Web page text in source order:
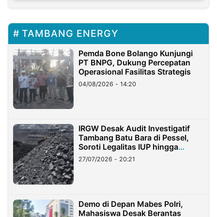
TAMBANG ENERGY
Pemda Bone Bolango Kunjungi
PT BNPG, Dukung Percepatan
Operasional Fasilitas Strategis
04/08/2026 - 14:20
IRGW Desak Audit Investigatif
Tambang Batu Bara di Pessel,
Soroti Legalitas IUP hingga
Stockpile
27/07/2026 - 20:21
Demo di Depan Mabes Polri,
Mahasiswa Desak Berantas